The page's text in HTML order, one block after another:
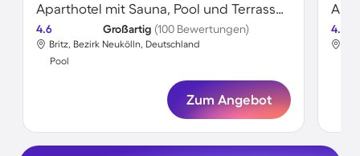
Aparthotel mit Sauna, Pool und Terrasse | Perfekt für die Arbeit von Zuhause
4.6 Großartig (100 Bewertungen)
Britz, Bezirk Neukölln, Deutschland
Pool
Zum Angebot
4.6